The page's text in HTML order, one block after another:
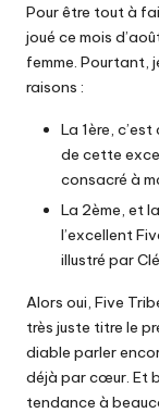
Pour être tout à
joué ce mois
femme. Pourtant,
raisons :
La 1ère,
de cette
consacré à
La 2ème, et
l’excellent
illustré par
Alors oui, Five
très juste titre le
diable parler
déjà par cœur. Et
tendance à